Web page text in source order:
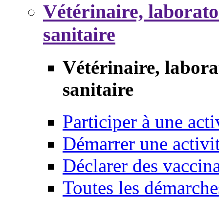
Vétérinaire,
sanitaire
Vétérinaire,
sanitaire
Participer à une
Démarrer une
Déclarer des
Toutes les